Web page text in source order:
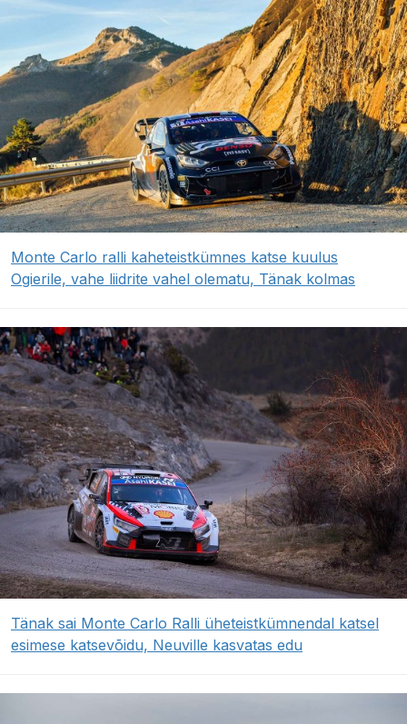
Monte Carlo ralli kaheteistkümnes katse kuulus
Ogierile, vahe liidrite vahel olematu, Tänak kolmas
Tänak sai Monte Carlo Ralli üheteistkümnendal katsel
esimese katsevõidu, Neuville kasvatas edu